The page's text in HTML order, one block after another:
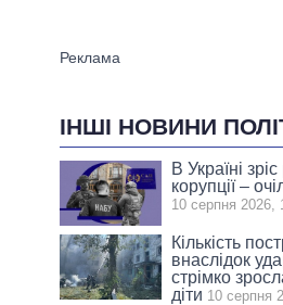
ІНШІ НОВИНИ
В Україні
корупції –
10 серпня 2026,
Кількість
внаслідок
стрімко
діти 10 серпня